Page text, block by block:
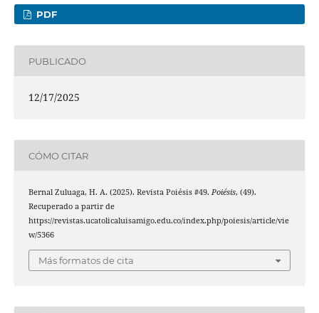
PDF
PUBLICADO
12/17/2025
CÓMO CITAR
Bernal Zuluaga, H. A. (2025). Revista Poiésis #49. Poiésis, (49).
Recuperado a partir de
https://revistas.ucatolicaluisamigo.edu.co/index.php/poiesis/article/vie
w/5366
Más formatos de cita